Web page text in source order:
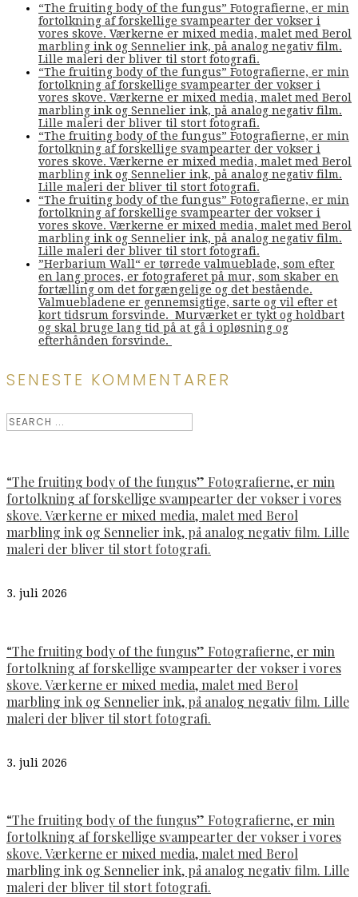
“The fruiting body of the fungus” Fotografierne, er min
fortolkning af forskellige svampearter der vokser i
vores skove. Værkerne er mixed media, malet med Berol
marbling ink og Sennelier ink, på analog negativ film.
Lille maleri der bliver til stort fotografi.
“The fruiting body of the fungus” Fotografierne, er min
fortolkning af forskellige svampearter der vokser i
vores skove. Værkerne er mixed media, malet med Berol
marbling ink og Sennelier ink, på analog negativ film.
Lille maleri der bliver til stort fotografi.
“The fruiting body of the fungus” Fotografierne, er min
fortolkning af forskellige svampearter der vokser i
vores skove. Værkerne er mixed media, malet med Berol
marbling ink og Sennelier ink, på analog negativ film.
Lille maleri der bliver til stort fotografi.
“The fruiting body of the fungus” Fotografierne, er min
fortolkning af forskellige svampearter der vokser i
vores skove. Værkerne er mixed media, malet med Berol
marbling ink og Sennelier ink, på analog negativ film.
Lille maleri der bliver til stort fotografi.
”Herbarium Wall“ er tørrede valmueblade, som efter
en lang proces, er fotograferet på mur, som skaber en
fortælling om det forgængelige og det bestående.
Valmuebladene er gennemsigtige, sarte og vil efter et
kort tidsrum forsvinde. Murværket er tykt og holdbart
og skal bruge lang tid på at gå i opløsning og
efterhånden forsvinde.
SENESTE KOMMENTARER
“The fruiting body of the fungus” Fotografierne, er min
fortolkning af forskellige svampearter der vokser i vores
skove. Værkerne er mixed media, malet med Berol
marbling ink og Sennelier ink, på analog negativ film. Lille
maleri der bliver til stort fotografi.
3. juli 2026
“The fruiting body of the fungus” Fotografierne, er min
fortolkning af forskellige svampearter der vokser i vores
skove. Værkerne er mixed media, malet med Berol
marbling ink og Sennelier ink, på analog negativ film. Lille
maleri der bliver til stort fotografi.
3. juli 2026
“The fruiting body of the fungus” Fotografierne, er min
fortolkning af forskellige svampearter der vokser i vores
skove. Værkerne er mixed media, malet med Berol
marbling ink og Sennelier ink, på analog negativ film. Lille
maleri der bliver til stort fotografi.